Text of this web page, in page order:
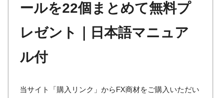
ールを22個まとめて無料プ
レゼント｜日本語マニュア
ル付
当サイト「購入リンク」からFX商材をご購入いただい